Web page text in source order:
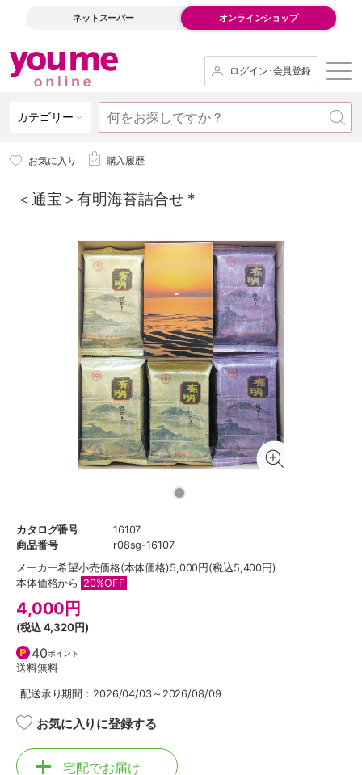
ネットスーパー オンラインショップ
ログイン･会員登録
カテゴリー
お気に入り 購入履歴
＜通宝＞有明海苔詰合せ *
カタログ番号
16107
商品番号
r08sg-16107
メーカー希望小売価格(本体価格)5,000円(税込5,400円)
本体価格から 20%OFF
4,000 円
(税込4,320円)
40ポイント
送料無料
配送承り期間：2026/04/03～2026/08/09
お気に入りに登録する
宅配でお届け